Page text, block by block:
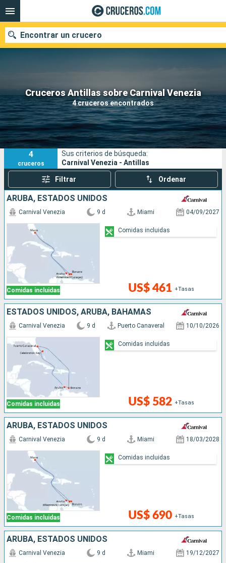
Cruceros Antillas sobre Carnival Venezia
4 cruceros encontrados
Encontrar un crucero
Nuestros destinos
Fecha de salida
Puertos Compañías
Buscar
4
cruceros
Sus criterios de búsqueda:
Carnival Venezia - Antillas
Filtrar Ordenar
ARUBA, ESTADOS UNIDOS
Comidas incluidas
Carnival Venezia 9 d Miami 04/09/2027
US$ 461 +Tasas
Comidas incluidas
ESTADOS UNIDOS, ARUBA, BAHAMAS
Comidas incluidas
Carnival Venezia 9 d Puerto Canaveral 10/10/2026
US$ 582 +Tasas
Comidas incluidas
ARUBA, ESTADOS UNIDOS
Comidas incluidas
Carnival Venezia 9 d Miami 18/03/2028
US$ 690 +Tasas
Comidas incluidas
ARUBA, ESTADOS UNIDOS
Carnival Venezia 9 d Miami 19/12/2027